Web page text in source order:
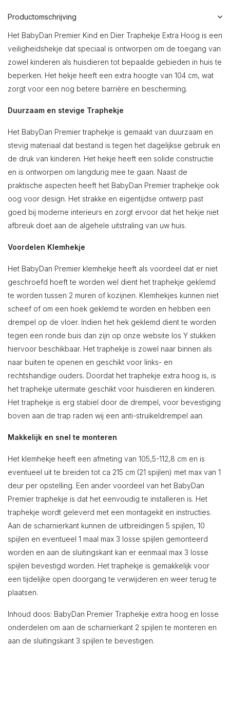
Productomschrijving
Het BabyDan Premier Kind en Dier Traphekje Extra Hoog is een
veiligheidshekje dat speciaal is ontworpen om de toegang van
zowel kinderen als huisdieren tot bepaalde gebieden in huis te
beperken. Het hekje heeft een extra hoogte van 104 cm, wat
zorgt voor een nog betere barrière en bescherming.
Duurzaam en stevige Traphekje
Het BabyDan Premier traphekje is gemaakt van duurzaam en
stevig materiaal dat bestand is tegen het dagelijkse gebruik en
de druk van kinderen. Het hekje heeft een solide constructie
en is ontworpen om langdurig mee te gaan. Naast de
praktische aspecten heeft het BabyDan Premier traphekje ook
oog voor design. Het strakke en eigentijdse ontwerp past
goed bij moderne interieurs en zorgt ervoor dat het hekje niet
afbreuk doet aan de algehele uitstraling van uw huis.
Voordelen Klemhekje
Het BabyDan Premier klemhekje heeft als voordeel dat er niet
geschroefd hoeft te worden wel dient het traphekje geklemd
te worden tussen 2 muren of kozijnen. Klemhekjes kunnen niet
scheef of om een hoek geklemd te worden en hebben een
drempel op de vloer. Indien het hek geklemd dient te worden
tegen een ronde buis dan zijn op onze website los Y stukken
hiervoor beschikbaar. Het traphekje is zowel naar binnen als
naar buiten te openen en geschikt voor links- en
rechtshandige ouders. Doordat het traphekje extra hoog is, is
het traphekje uitermate geschikt voor huisdieren en kinderen.
Het traphekje is erg stabiel door de drempel, voor bevestiging
boven aan de trap raden wij een anti-struikeldrempel aan.
Makkelijk en snel te monteren
Het klemhekje heeft een afmeting van 105,5-112,8 cm en is
eventueel uit te breiden tot ca 215 cm (21 spijlen) met max van 1
deur per opstelling. Een ander voordeel van het BabyDan
Premier traphekje is dat het eenvoudig te installeren is. Het
traphekje wordt geleverd met een montagekit en instructies.
Aan de scharnierkant kunnen de uitbreidingen 5 spijlen, 10
spijlen en eventueel 1 maal max 3 losse spijlen gemonteerd
worden en aan de sluitingskant kan er eenmaal max 3 losse
spijlen bevestigd worden. Het traphekje is gemakkelijk voor
een tijdelijke open doorgang te verwijderen en weer terug te
plaatsen.
Inhoud doos: BabyDan Premier Traphekje extra hoog en losse
onderdelen om aan de scharnierkant 2 spijlen te monteren en
aan de sluitingskant 3 spijlen te bevestigen.